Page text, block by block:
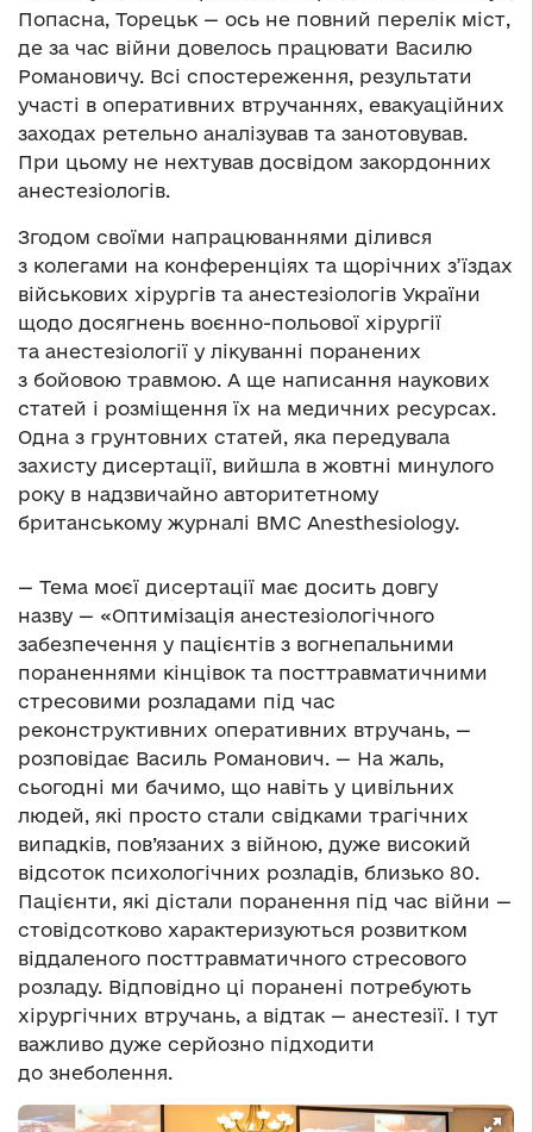
Попасна, Торецьк — ось не повний перелік міст,
де за час війни довелось працювати Василю
Романовичу. Всі спостереження, результати
участі в оперативних втручаннях, евакуаційних
заходах ретельно аналізував та занотовував.
При цьому не нехтував досвідом закордонних
анестезіологів.
Згодом своїми напрацюваннями ділився
з колегами на конференціях та щорічних з’їздах
військових хірургів та анестезіологів України
щодо досягнень воєнно-польової хірургії
та анестезіології у лікуванні поранених
з бойовою травмою. А ще написання наукових
статей і розміщення їх на медичних ресурсах.
Одна з грунтовних статей, яка передувала
захисту дисертації, вийшла в жовтні минулого
року в надзвичайно авторитетному
британському журналі BMC Anesthesiology.
— Тема моєї дисертації має досить довгу
назву — «Оптимізація анестезіологічного
забезпечення у пацієнтів з вогнепальними
пораненнями кінцівок та посттравматичними
стресовими розладами під час
реконструктивних оперативних втручань, —
розповідає Василь Романович. — На жаль,
сьогодні ми бачимо, що навіть у цивільних
людей, які просто стали свідками трагічних
випадків, пов’язаних з війною, дуже високий
відсоток психологічних розладів, близько 80.
Пацієнти, які дістали поранення під час війни —
стовідсотково характеризуються розвитком
віддаленого посттравматичного стресового
розладу. Відповідно ці поранені потребують
хірургічних втручань, а відтак — анестезії. І тут
важливо дуже серйозно підходити
до знеболення.